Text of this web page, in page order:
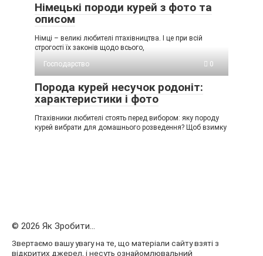
Німецькі породи курей з фото та
описом
Німці – великі любителі птахівництва. І це при всій
строгості їх законів щодо всього,
Господарство
0
Порода курей несучок родоніт:
характеристики і фото
Птахівники любителі стоять перед вибором: яку породу
курей вибрати для домашнього розведення? Щоб взимку
© 2026 Як Зробити...
Звертаємо вашу увагу на те, що матеріали сайту взяті з
відкритих джерел, і несуть ознайомлювальний